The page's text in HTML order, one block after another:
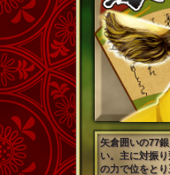
矢倉囲いの77
い。主に対振
の力で位をとり